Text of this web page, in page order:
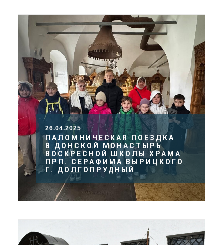
26.04.2025
ПАЛОМНИЧЕСКАЯ ПОЕЗДКА
В ДОНСКОЙ МОНАСТЫРЬ
ВОСКРЕСНОЙ ШКОЛЫ ХРАМА
ПРП. СЕРАФИМА ВЫРИЦКОГО
Г. ДОЛГОПРУДНЫЙ